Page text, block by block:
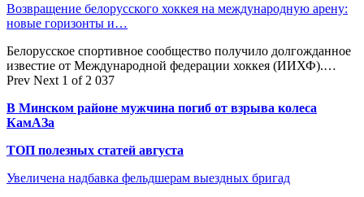
Возвращение белорусского хоккея на международную арену:
новые горизонты и…
Белорусское спортивное сообщество получило долгожданное
известие от Международной федерации хоккея (ИИХФ).…
Prev Next 1 of 2 037
В Минском районе мужчина погиб от взрыва колеса
КамАЗа
ТОП полезных статей августа
Увеличена надбавка фельдшерам выездных бригад